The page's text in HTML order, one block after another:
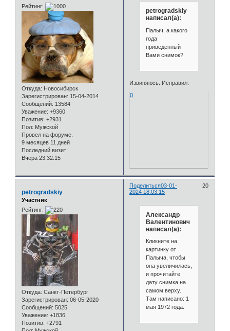
Рейтинг:
Откуда: Новосибирск
Зарегистрирован: 15-04-2014
Сообщений: 13584
Уважение: +9360
Позитив: +2931
Пол: Мужской
Провел на форуме:
9 месяцев 11 дней
Последний визит:
Вчера 23:32:15
petrogradskiy
написал(а):
Палыч, а какого
года
приведенный
Вами снимок?
Извиняюсь. Исправил.
0
Поделиться 20
03-01-
2024 18:03:15
petrogradskiy
Участник
Рейтинг:
Откуда: Санкт-Петербург
Зарегистрирован: 06-05-2020
Сообщений: 5025
Уважение: +1836
Позитив: +2791
Александр
Валентинович
написал(а):
Кликните на
картинку от
Палыча, чтобы
она увеличилась,
и прочитайте
дату снимка на
самом верху.
Там написано: 1
мая 1972 года.